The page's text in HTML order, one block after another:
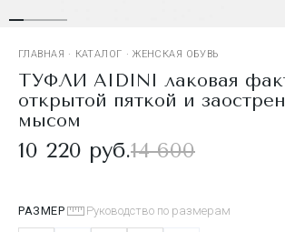
ГЛАВНАЯ · КАТАЛОГ · ЖЕНСКАЯ ОБУВЬ
ТУФЛИ AIDINI лаковая
открытой пяткой и
мысом
10 220 руб.14 600
РАЗМЕР Руководство по размерам